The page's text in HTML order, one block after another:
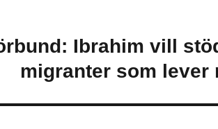
riksförbund: Ibrahim vill
migranter som lever